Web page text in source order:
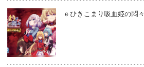
ｅひきこまり吸血姫の悶々